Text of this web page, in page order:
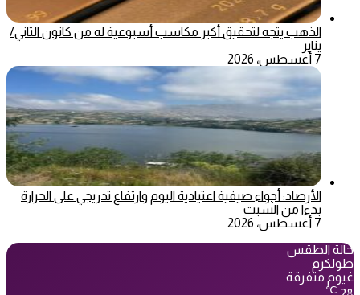
الذهب يتجه لتحقيق أكبر مكاسب أسبوعية له من كانون الثاني/
يناير
7 أغسطس، 2026
الأرصاد: أجواء صيفية اعتيادية اليوم وارتفاع تدريجي على الحرارة
بدءا من السبت
7 أغسطس، 2026
حالة الطقس
طولكرم
غيوم متفرقة
℃